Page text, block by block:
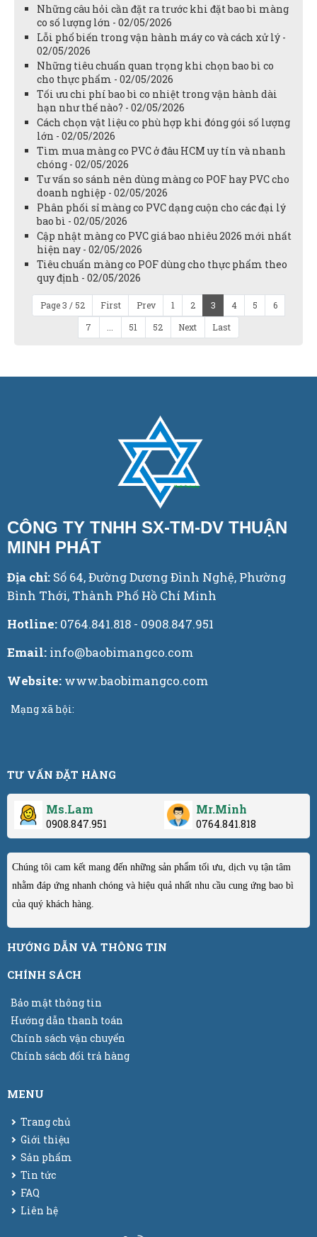
Những câu hỏi cần đặt ra trước khi đặt bao bì màng
co số lượng lớn - 02/05/2026
Lỗi phổ biến trong vận hành máy co và cách xử lý -
02/05/2026
Những tiêu chuẩn quan trọng khi chọn bao bì co
cho thực phẩm - 02/05/2026
Tối ưu chi phí bao bì co nhiệt trong vận hành dài
hạn như thế nào? - 02/05/2026
Cách chọn vật liệu co phù hợp khi đóng gói số lượng
lớn - 02/05/2026
Tìm mua màng co PVC ở đâu HCM uy tín và nhanh
chóng - 02/05/2026
Tư vấn so sánh nên dùng màng co POF hay PVC cho
doanh nghiệp - 02/05/2026
Phân phối sỉ màng co PVC dạng cuộn cho các đại lý
bao bì - 02/05/2026
Cập nhật màng co PVC giá bao nhiêu 2026 mới nhất
hiện nay - 02/05/2026
Tiêu chuẩn màng co POF dùng cho thực phẩm theo
quy định - 02/05/2026
Page 3 / 52 First Prev 1 2 3 4 5
6
7
51 52 Next Last
CÔNG TY TNHH SX-TM-DV THUẬN
MINH PHÁT
Địa chỉ: Số 64, Đường Dương Đình Nghệ, Phường
Bình Thới, Thành Phố Hồ Chí Minh
Hotline: 0764.841.818 - 0908.847.951
Email: info@baobimangco.com
Website: www.baobimangco.com
Mạng xã hội:
TƯ VẤN ĐẶT HÀNG
Ms.Lam
0908.847.951
Mr.Minh
0764.841.818
Chúng tôi cam kết mang đến những sản phẩm tối ưu, dịch vụ tận tâm
nhằm đáp ứng nhanh chóng và hiệu quả nhất nhu cầu cung ứng bao bì
của quý khách hàng.
HƯỚNG DẪN VÀ THÔNG TIN
CHÍNH SÁCH
Bảo mật thông tin
Hướng dẫn thanh toán
Chính sách vận chuyển
Chính sách đổi trả hàng
MENU
Trang chủ
Giới thiệu
Sản phẩm
Tin tức
FAQ
Liên hệ